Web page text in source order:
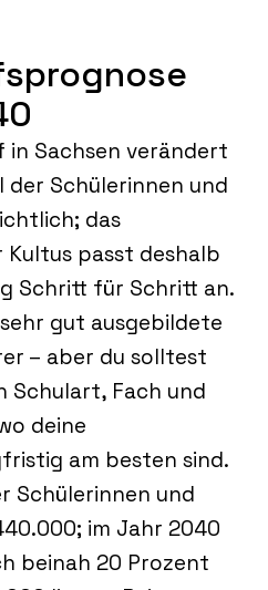
Sachsen verändert
der Schülerinnen und
das
passt deshalb
Schritt für Schritt an.
gut ausgebildete
– aber du solltest
Schulart, Fach und
deine
am besten sind.
Schülerinnen und
im Jahr 2040
beinah 20 Prozent